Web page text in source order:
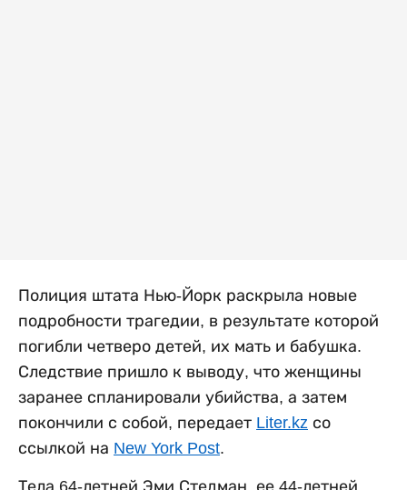
Полиция штата Нью-Йорк раскрыла новые
подробности трагедии, в результате которой
погибли четверо детей, их мать и бабушка.
Следствие пришло к выводу, что женщины
заранее спланировали убийства, а затем
покончили с собой, передает Liter.kz со
ссылкой на New York Post.
Тела 64-летней Эми Стедман, ее 44-летней